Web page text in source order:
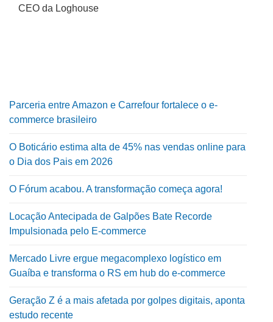
CEO da Loghouse
Parceria entre Amazon e Carrefour fortalece o e-
commerce brasileiro
O Boticário estima alta de 45% nas vendas online para
o Dia dos Pais em 2026
O Fórum acabou. A transformação começa agora!
Locação Antecipada de Galpões Bate Recorde
Impulsionada pelo E-commerce
Mercado Livre ergue megacomplexo logístico em
Guaíba e transforma o RS em hub do e-commerce
Geração Z é a mais afetada por golpes digitais, aponta
estudo recente